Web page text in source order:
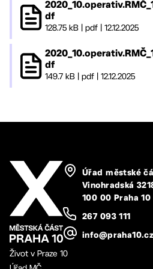
df
128.75 kB| pdf| 12.12.2025
df
149.7 kB| pdf| 12.12.2025
Úřad městské
Vinohradská
100 00 Praha 10
267 093 111
info@praha10.cz
Život v Praze 10